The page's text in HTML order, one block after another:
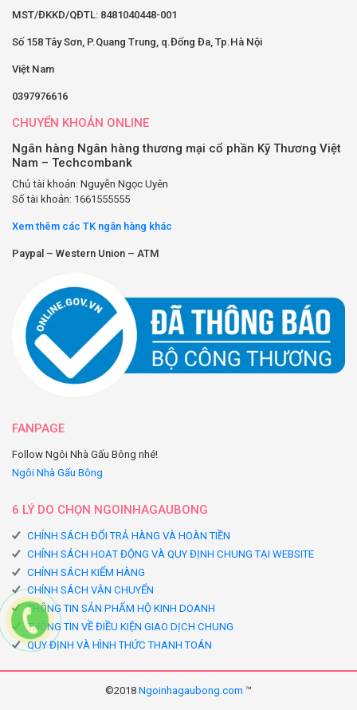
MST/ĐKKD/QĐTL: 8481040448-001
Số 158 Tây Sơn, P.Quang Trung, q.Đống Đa, Tp.Hà Nội
Việt Nam
0397976616
CHUYỂN KHOẢN ONLINE
Ngân hàng Ngân hàng thương mại cổ phần Kỹ Thương Việt
Nam – Techcombank
Chủ tài khoản: Nguyễn Ngọc Uyên
Số tài khoản: 1661555555
Xem thêm các TK ngân hàng khác
Paypal – Western Union – ATM
FANPAGE
Follow Ngôi Nhà Gấu Bông nhé!
Ngôi Nhà Gấu Bông
6 LÝ DO CHỌN NGOINHAGAUBONG
CHÍNH SÁCH ĐỔI TRẢ HÀNG VÀ HOÀN TIỀN
CHÍNH SÁCH HOẠT ĐỘNG VÀ QUY ĐỊNH CHUNG TẠI WEBSITE
CHÍNH SÁCH KIỂM HÀNG
CHÍNH SÁCH VẬN CHUYỂN
THÔNG TIN SẢN PHẨM HỘ KINH DOANH
THÔNG TIN VỀ ĐIỀU KIỆN GIAO DỊCH CHUNG
QUY ĐỊNH VÀ HÌNH THỨC THANH TOÁN
©2018 Ngoinhagaubong.com ™